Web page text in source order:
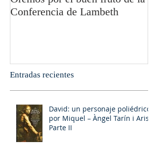
Conferencia de Lambeth
Entradas recientes
David: un personaje poliédrico,
por Miquel – Àngel Tarín i Arisó
Parte II